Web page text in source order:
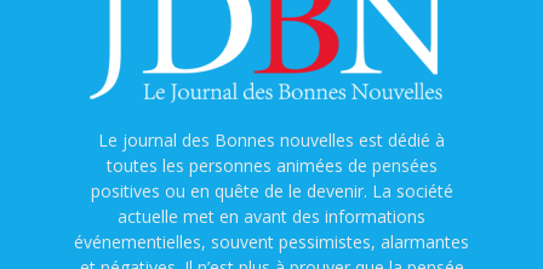
Le journal des Bonnes nouvelles est dédié à
toutes les personnes animées de pensées
positives ou en quête de le devenir. La société
actuelle met en avant des informations
événementielles, souvent pessimistes, alarmantes